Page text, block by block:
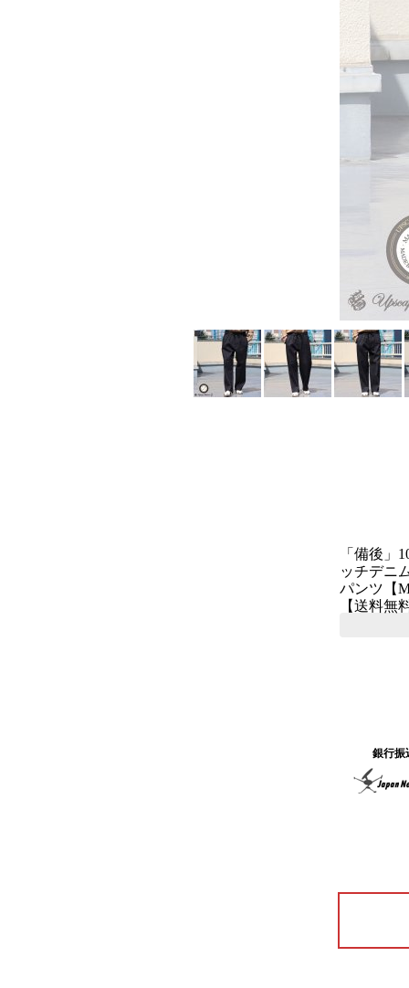
「備後」
ッチデニ
パンツ【
【送料無
銀行振